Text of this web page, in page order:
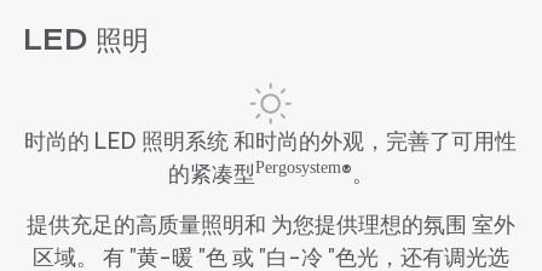
LED 照明
时尚的 LED 照明系统 和时尚的外观，完善了可用性
的紧凑型Pergosystem®。
提供充足的高质量照明和 为您提供理想的氛围 室外
区域。 有 "黄-暖 "色 或 "白-冷 "色光，还有调光选